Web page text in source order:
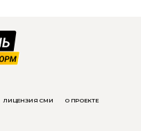
ЛИЦЕНЗИЯ СМИ О ПРОЕКТЕ